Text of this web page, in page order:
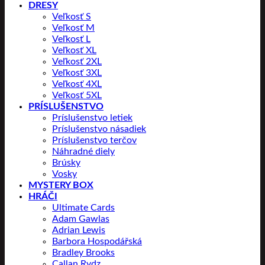
DRESY
Veľkosť S
Veľkosť M
Veľkosť L
Veľkosť XL
Veľkosť 2XL
Veľkosť 3XL
Veľkosť 4XL
Veľkosť 5XL
PRÍSLUŠENSTVO
Príslušenstvo letiek
Príslušenstvo násadiek
Príslušenstvo terčov
Náhradné diely
Brúsky
Vosky
MYSTERY BOX
HRÁČI
Ultimate Cards
Adam Gawlas
Adrian Lewis
Barbora Hospodářská
Bradley Brooks